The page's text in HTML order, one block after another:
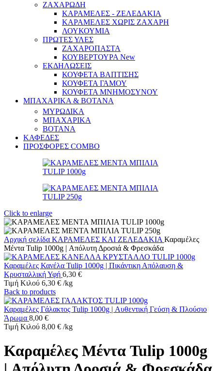
ΖΑΧΑΡΩΔΗ
ΚΑΡΑΜΕΛΕΣ - ΖΕΛΕΔΑΚΙΑ
ΚΑΡΑΜΕΛΕΣ ΧΩΡΙΣ ΖΑΧΑΡΗ
ΛΟΥΚΟΥΜΙΑ
ΠΡΩΤΕΣ ΥΛΕΣ
ΖΑΧΑΡΟΠΑΣΤΑ
ΚΟΥΒΕΡΤΟΥΡΑNew
ΕΚΔΗΛΩΣΕΙΣ
ΚΟΥΦΕΤΑ ΒΑΠΤΙΣΗΣ
ΚΟΥΦΕΤΑ ΓΑΜΟΥ
ΚΟΥΦΕΤΑ ΜΝΗΜΟΣΥΝΟΥ
ΜΠΑΧΑΡΙΚΑ & ΒΟΤΑΝΑ
ΜΥΡΩΔΙΚΑ
ΜΠΑΧΑΡΙΚΑ
ΒΟΤΑΝΑ
ΚΑΦΕΔΕΣ
ΠΡΟΣΦΟΡΕΣ COMBO
Click to enlarge
Αρχική σελίδα ΚΑΡΑΜΕΛΕΣ ΚΑΙ ΖΕΛΕΔΑΚΙΑΚαραμέλες
Μέντα Tulip 1000g | Απόλυτη Δροσιά & Φρεσκάδα
Καραμέλες Κανέλα Tulip 1000g | Πικάντικη Απόλαυση &
Κρυσταλλική Υφή 6,30 €
Τιμή Κιλού 6,30 € /kg
Back to products
Καραμέλες Γάλακτος Tulip 1000g | Αυθεντική Γεύση & Πλούσιο
Άρωμα 8,00 €
Τιμή Κιλού 8,00 € /kg
Καραμέλες Μέντα Tulip 1000g